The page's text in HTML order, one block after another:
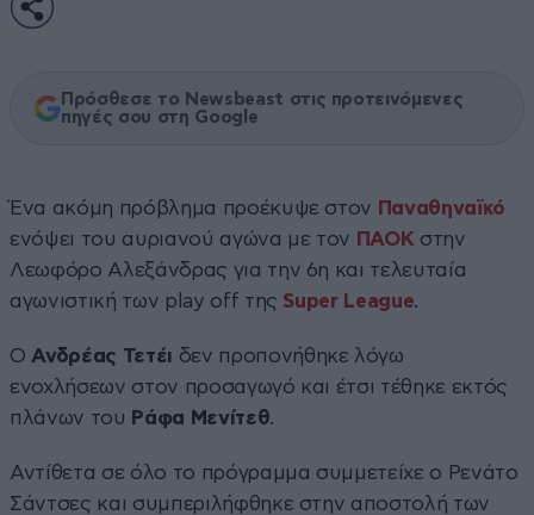
Πρόσθεσε το Newsbeast στις προτεινόμενες
πηγές σου στη Google
Ένα ακόμη πρόβλημα προέκυψε στον Παναθηναϊκό
ενόψει του αυριανού αγώνα με τον ΠΑΟΚ στην
Λεωφόρο Αλεξάνδρας για την 6η και τελευταία
αγωνιστική των play off της Super League.
O Ανδρέας Τετέι δεν προπονήθηκε λόγω
ενοχλήσεων στον προσαγωγό και έτσι τέθηκε εκτός
πλάνων του Ράφα Μενίτεθ.
Αντίθετα σε όλο το πρόγραμμα συμμετείχε ο Ρενάτο
Σάντσες και συμπεριλήφθηκε στην αποστολή των